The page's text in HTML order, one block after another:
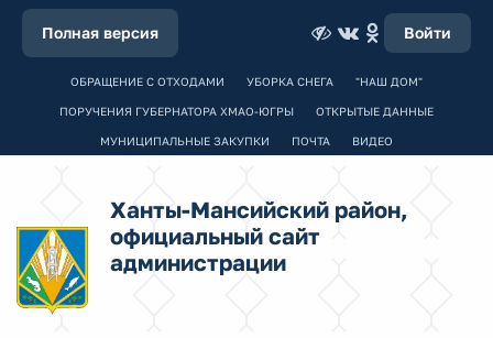
Полная версия Войти
ОБРАЩЕНИЕ С ОТХОДАМИ УБОРКА СНЕГА "НАШ ДОМ"
ПОРУЧЕНИЯ ГУБЕРНАТОРА ХМАО-ЮГРЫ ОТКРЫТЫЕ ДАННЫЕ
МУНИЦИПАЛЬНЫЕ ЗАКУПКИ ПОЧТА ВИДЕО
Ханты-Мансийский район,
официальный сайт
администрации